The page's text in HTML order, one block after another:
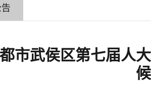
市武侯区第七届人